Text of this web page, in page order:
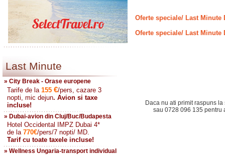
Last Minute
» City Break - Orase europene
Tarife de la 155 €/pers, cazare 3
nopti, mic dejun. Avion si taxe
incluse!
» Dubai-avion din Cluj/Buc/Budapesta
Hotel Occidental IMPZ Dubai 4*
de la 770€/pers/7 nopti/ MD.
Tarif cu toate taxele incluse!
» Wellness Ungaria-transport individual
Oferte speciale/ Last
Oferte speciale/ Last
Daca nu ati primit raspuns
sau 0728 096 135 pentru